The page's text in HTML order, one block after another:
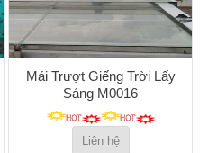
Mái Trượt Giếng Trời Lấy
Sáng M0016
Liên hệ